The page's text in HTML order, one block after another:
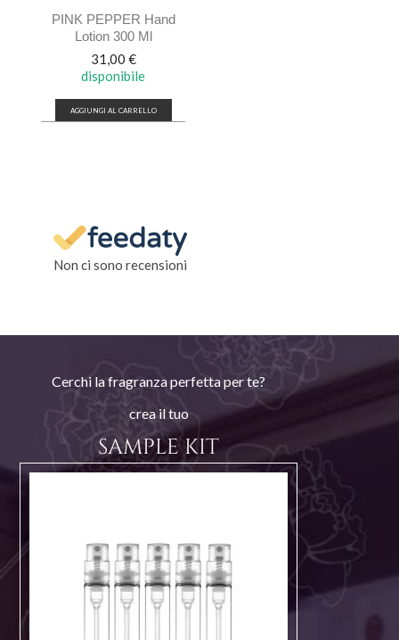
PINK PEPPER Hand
Lotion 300 Ml
Prezzo
31,00 €
disponibile
AGGIUNGI AL CARRELLO
Non ci sono recensioni
Cerchi la fragranza perfetta per te?
crea il tuo
SAMPLE KIT